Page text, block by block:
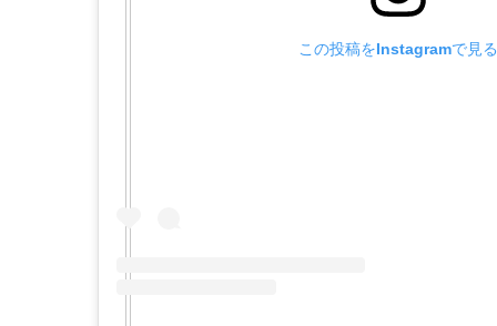
この投稿をInstagramで見る